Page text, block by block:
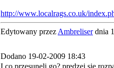
http://www.localrags.co.uk/
Edytowany przez Ambreliserdnia
Dodano 19-02-2009 18:43
I co przesuneli go? prędzej się